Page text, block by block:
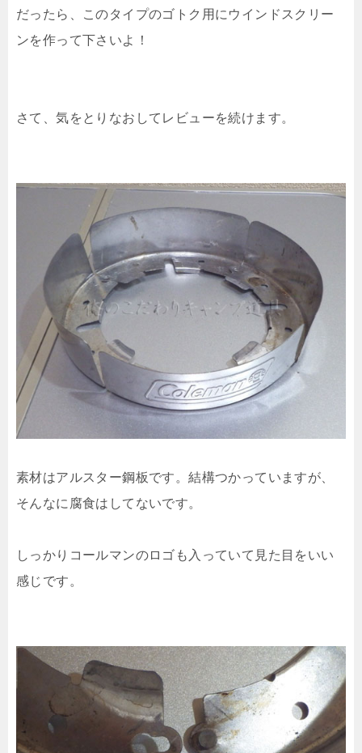
だったら、このタイプのゴトク用にウインドスクリー
ンを作って下さいよ！
さて、気をとりなおしてレビューを続けます。
素材はアルスター鋼板です。結構つかっていますが、
そんなに腐食はしてないです。
しっかりコールマンのロゴも入っていて見た目をいい
感じです。